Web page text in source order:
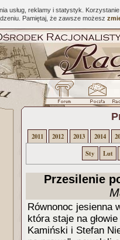
usług, reklamy i statystyk.
Pamiętaj, że zawsze możesz
2011 2012 2013 2014
Sty
Lut
Przesilenie
Równonoc jesienna
która staje na
Kamiński i Stefan